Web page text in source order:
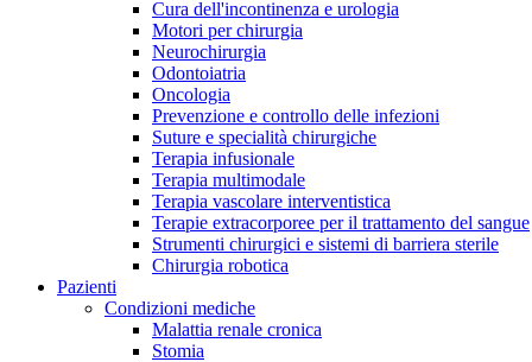
Campione stomia o cateteri
Richiedi gratuitamente un campione al nostro Customer Care,
Trova la tua opportunità di lavoro!
Scopri le opportunità di carriera del Gruppo B. Braun. Visita
Cura dell'incontinenza e urologia
Motori per chirurgia
Neurochirurgia
Odontoiatria
Oncologia
Prevenzione e controllo delle infezioni
Suture e specialità chirurgiche
Terapia infusionale
Terapia multimodale
Terapia vascolare interventistica
Terapie extracorporee per il trattamento del sangue
Strumenti chirurgici e sistemi di barriera sterile
Chirurgia robotica
Pazienti
Condizioni mediche
Malattia renale cronica
Stomia